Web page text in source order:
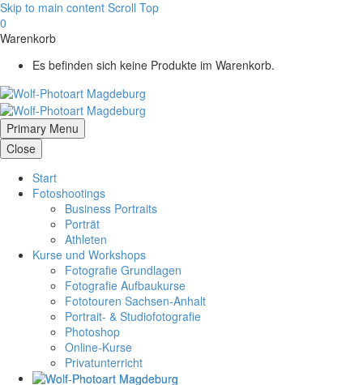
Skip to main content Scroll Top
0
Warenkorb
Es befinden sich keine Produkte im Warenkorb.
Primary Menu
Close
Start
Fotoshootings
Business Portraits
Porträt
Athleten
Kurse und Workshops
Fotografie Grundlagen
Fotografie Aufbaukurse
Fototouren Sachsen-Anhalt
Portrait- & Studiofotografie
Photoshop
Online-Kurse
Privatunterricht